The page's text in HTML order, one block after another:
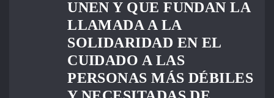
UNEN Y QUE FUNDAN LA
LLAMADA A LA
SOLIDARIDAD EN EL
CUIDADO A LAS
PERSONAS MÁS DÉBILES